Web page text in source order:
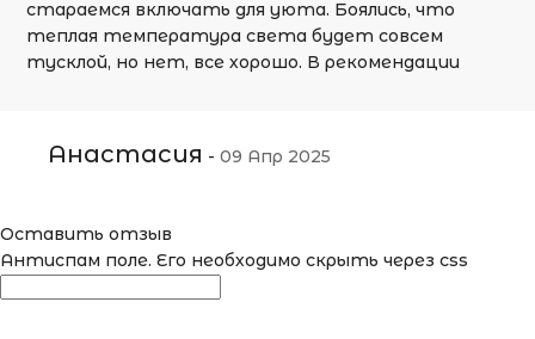
стараемся включать для уюта. Боялись, что
теплая температура света будет совсем
тусклой, но нет, все хорошо. В рекомендации
Анастасия - 09 Апр 2025
Оставить отзыв
Антиспам поле. Его необходимо скрыть через css